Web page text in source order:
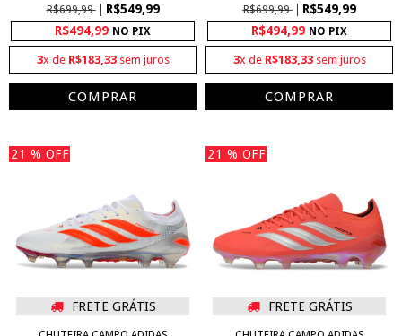
R$699,99
R$549,99
R$494,99 NO PIX
3x de R$183,33sem juros
COMPRAR
R$699,99
R$549,99
R$494,99 NO PIX
3x de R$183,33sem juros
COMPRAR
21 % OFF
FRETE GRÁTIS
21 % OFF
FRETE GRÁTIS